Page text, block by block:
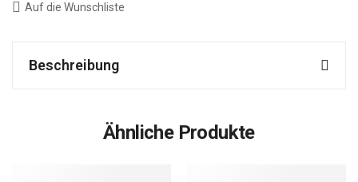
Auf die Wunschliste
Beschreibung
Ähnliche Produkte